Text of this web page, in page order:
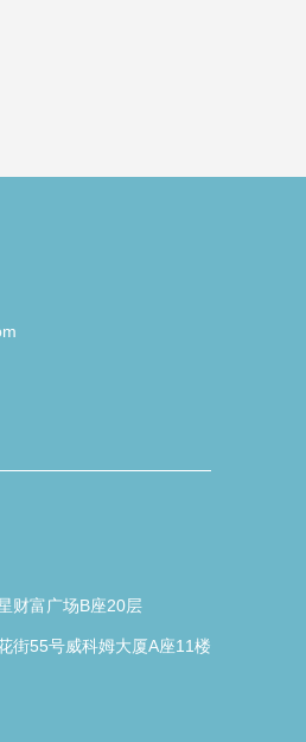
财富广场B座20层
街55号威科姆大厦A座11楼